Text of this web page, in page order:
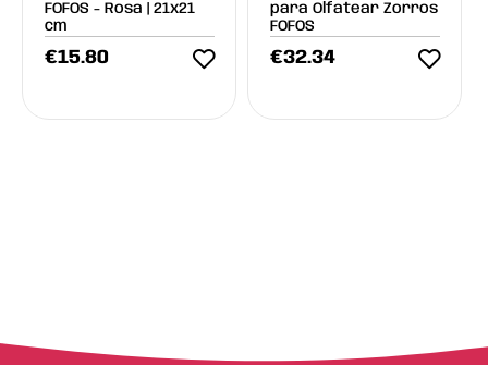
FOFOS - Rosa | 21x21
cm
€15.80
para Olfatear Zorros
FOFOS
€32.34